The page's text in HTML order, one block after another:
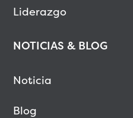
Liderazgo
NOTICIAS & BLOG
Noticia
Blog